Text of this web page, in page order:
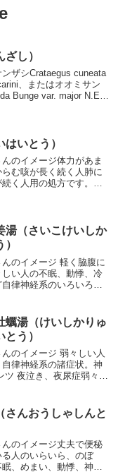
し）
ザシCrataegus cuneata
、またはオオミサン
Bunge var. major N.E.
いとう）
のイメージ体力があま
む咳が長く続く人肺に
く人用の処方です。麦
。ホルモン...
湯（さいこけいしか
のイメージ 軽く脇腹に
い人の不眠、動悸、冷
律神経系のいろいろ、
ます。柴胡が入ってい
り感をとも...
蠣湯（けいしかりゅ
う）
のイメージ 弱々しい人
律神経系の諸症状。神
ツ 夜泣き、夜尿症弱々し
ポイントで、脇腹の張
のな...
さんおうしゃしんと
のイメージ丈夫で便秘
人のいらいら、のぼ
、めまい、動悸、神経